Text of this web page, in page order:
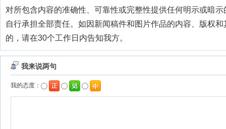
对所包含内容的准确性、可靠性或完整性提供任何明示或暗
自行承担全部责任。如因新闻稿件和图片作品的内容、版权
的，请在30个工作日内告知我方。